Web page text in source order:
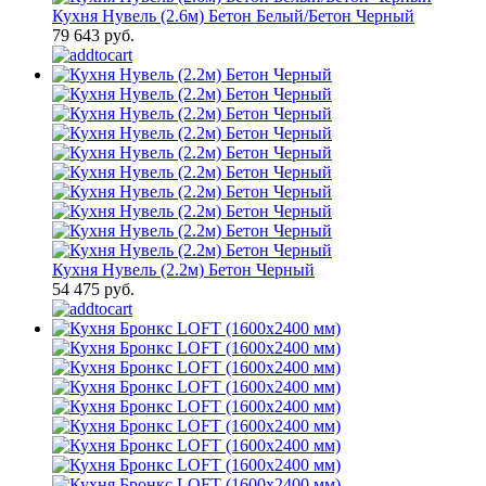
Кухня Нувель (2.6м) Бетон Белый/Бетон Черный
79 643 руб.
Кухня Нувель (2.2м) Бетон Черный
54 475 руб.